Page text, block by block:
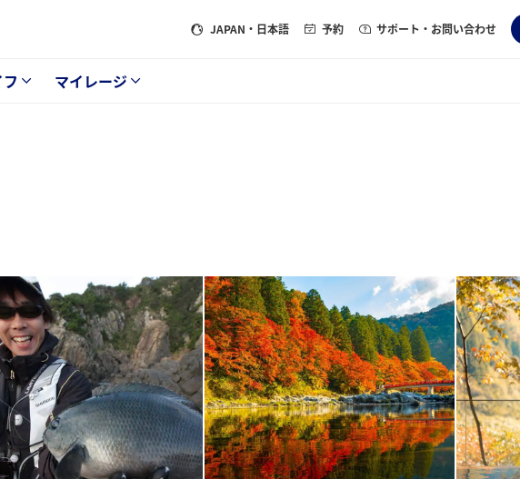
JAPAN ・日本語 予約 サポート・お問い合わせ
マイレージ